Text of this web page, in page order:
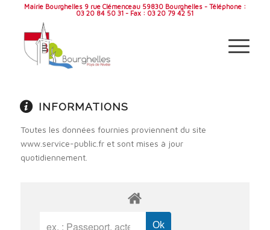
Mairie Bourghelles 9 rue Clémenceau 59830 Bourghelles - Téléphone :
03 20 84 50 31 - Fax : 03 20 79 42 51
INFORMATIONS
Toutes les données fournies proviennent du site
www.service-public.fr et sont mises à jour
quotidiennement.